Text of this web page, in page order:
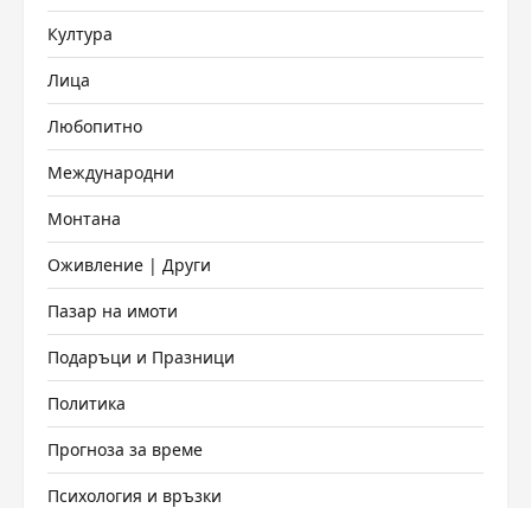
Култура
Лица
Любопитно
Международни
Монтана
Оживление | Други
Пазар на имоти
Подаръци и Празници
Политика
Прогноза за време
Психология и връзки